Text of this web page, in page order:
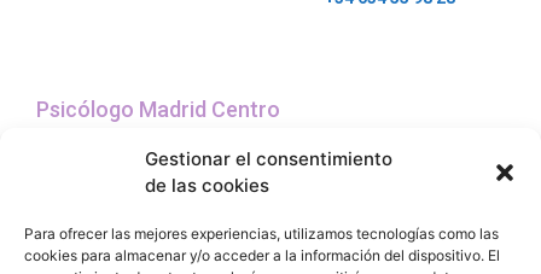
Gestionar el consentimiento
de las cookies
Para ofrecer las mejores experiencias, utilizamos tecnologías como las
cookies para almacenar y/o acceder a la información del dispositivo. El
Psicólogo Madrid Centro
Política de provacidad
Contacto Donde estamos